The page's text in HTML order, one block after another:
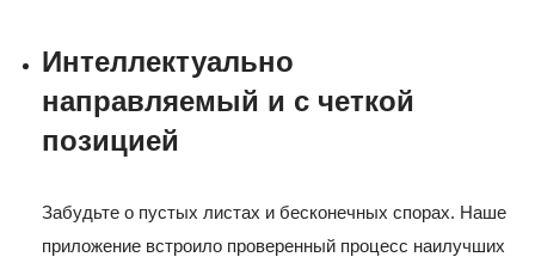
Интеллектуально
направляемый и с четкой
позицией
Забудьте о пустых листах и бесконечных спорах. Наше
приложение встроило проверенный процесс наилучших